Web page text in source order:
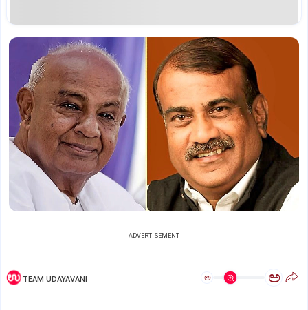
ADVERTISEMENT
TEAM UDAYAVANI ಅ ಅ